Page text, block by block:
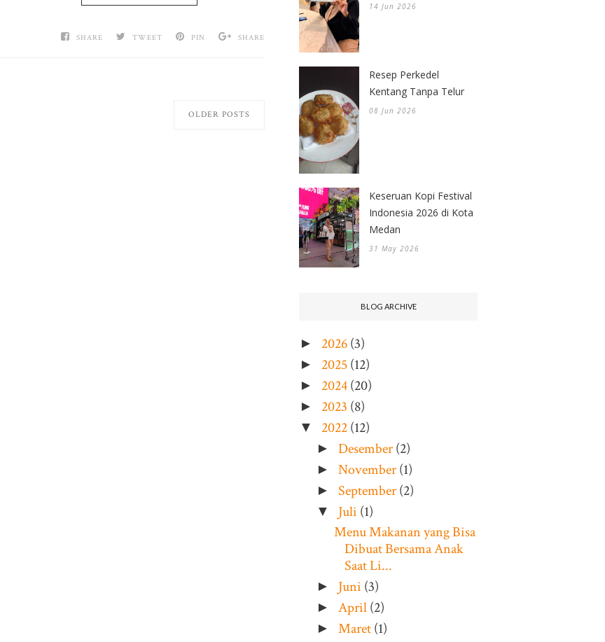
SHARE TWEET PIN SHARE
OLDER POSTS
14 Jun 2026
Resep Perkedel
Kentang Tanpa Telur
08 Jun 2026
Keseruan Kopi Festival
Indonesia 2026 di Kota
Medan
31 May 2026
BLOG ARCHIVE
► 2026(3)
► 2025(12)
► 2024(20)
► 2023 (8)
▼ 2022(12)
►Desember(2)
►November(1)
►September(2)
▼ Juli (1)
Menu Makanan yang Bisa
Dibuat Bersama Anak
Saat Li...
► Juni (3)
► April(2)
► Maret(1)